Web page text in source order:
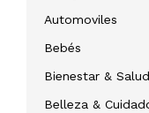
Automoviles
Bebés
Bienestar & Salud
Belleza &